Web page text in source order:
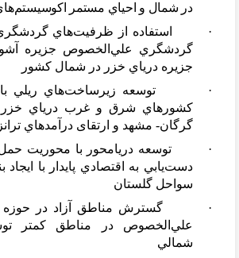
در شمال و احياي مستمر اكوسيستم
· استفاده از ظرفيتهاي
گردشگري علي الخصوص جزيره
جزيره درياي خزر در شمال كشور
· توسعه زيرساختهاي ريلي
كشورهاي شرق و غرب درياي خزر
گرگان- مشهد و ارتقای درآمدهاي
· توسعه دريامحور با محوريت
دستيابي به اقتصادي پايدار با
سواحل گلستان
· گسترش مناطق آزاد در حوزه
علي الخصوص در مناطق كمتر
شمالي